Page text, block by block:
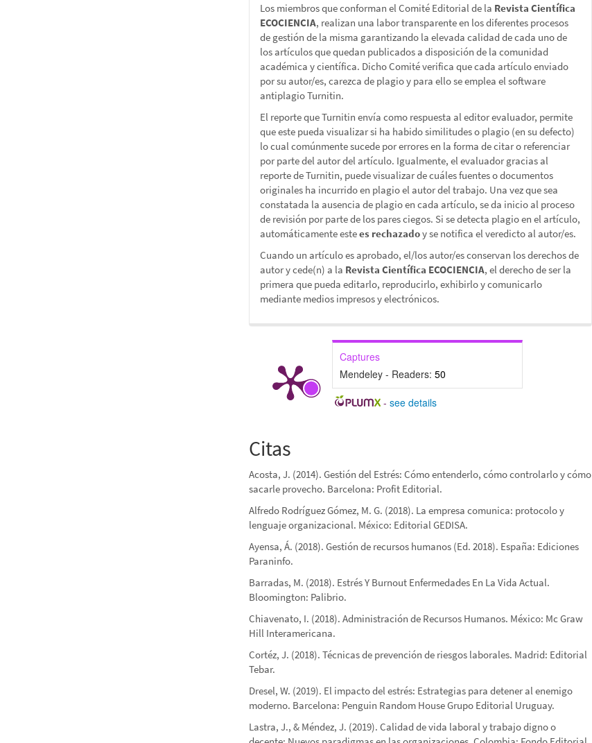
Los miembros que conforman el Comité Editorial de la Revista Científica
ECOCIENCIA, realizan una labor transparente en los diferentes procesos
de gestión de la misma garantizando la elevada calidad de cada uno de
los artículos que quedan publicados a disposición de la comunidad
académica y científica. Dicho Comité verifica que cada artículo enviado
por su autor/es, carezca de plagio y para ello se emplea el software
antiplagio Turnitin.
El reporte que Turnitin envía como respuesta al editor evaluador, permite
que este pueda visualizar si ha habido similitudes o plagio (en su defecto)
lo cual comúnmente sucede por errores en la forma de citar o referenciar
por parte del autor del artículo. Igualmente, el evaluador gracias al
reporte de Turnitin, puede visualizar de cuáles fuentes o documentos
originales ha incurrido en plagio el autor del trabajo. Una vez que sea
constatada la ausencia de plagio en cada artículo, se da inicio al proceso
de revisión por parte de los pares ciegos. Si se detecta plagio en el artículo,
automáticamente estees rechazadoy se notifica el veredicto al autor/es.
Cuando un artículo es aprobado, el/los autor/es conservan los derechos de
autor y cede(n) a la Revista Científica ECOCIENCIA, el derecho de ser la
primera que pueda editarlo, reproducirlo, exhibirlo y comunicarlo
mediante medios impresos y electrónicos.
Captures
Mendeley - Readers:50
- see details
Citas
Acosta, J. (2014). Gestión del Estrés: Cómo entenderlo, cómo controlarlo y cómo
sacarle provecho. Barcelona: Profit Editorial.
Alfredo Rodríguez Gómez, M. G. (2018). La empresa comunica: protocolo y
lenguaje organizacional. México: Editorial GEDISA.
Ayensa, Á. (2018). Gestión de recursos humanos (Ed. 2018). España: Ediciones
Paraninfo.
Barradas, M. (2018). Estrés Y Burnout Enfermedades En La Vida Actual.
Bloomington: Palibrio.
Chiavenato, I. (2018). Administración de Recursos Humanos. México: Mc Graw
Hill Interamericana.
Cortéz, J. (2018). Técnicas de prevención de riesgos laborales. Madrid: Editorial
Tebar.
Dresel, W. (2019). El impacto del estrés: Estrategias para detener al enemigo
moderno. Barcelona: Penguin Random House Grupo Editorial Uruguay.
Lastra, J., & Méndez, J. (2019). Calidad de vida laboral y trabajo digno o